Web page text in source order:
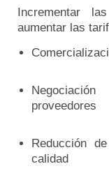
Incrementar
aumentar las
proveedores
Reducción
calidad